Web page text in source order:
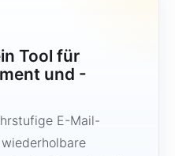
Tool für
und -
E-Mail-